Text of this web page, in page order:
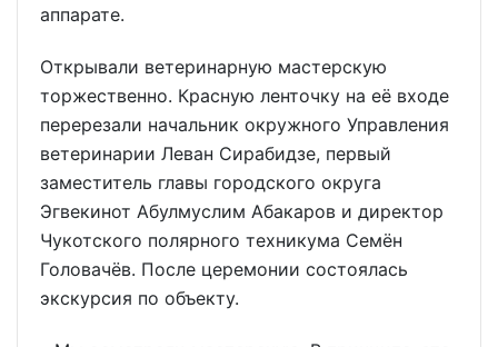
аппарате.
Открывали ветеринарную мастерскую
торжественно. Красную ленточку на её входе
перерезали начальник окружного Управления
ветеринарии Леван Сирабидзе, первый
заместитель главы городского округа
Эгвекинот Абулмуслим Абакаров и директор
Чукотского полярного техникума Семён
Головачёв. После церемонии состоялась
экскурсия по объекту.